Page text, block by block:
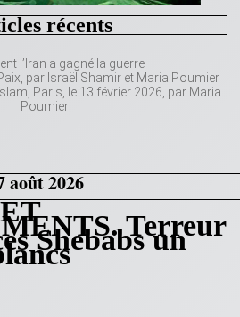
récents
l’Iran a gagné la guerre
par Israël Shamir et Maria Poumier
Paris, le 13 février 2026, par Maria
Poumier
août 2026
Terreur
Shebabs un